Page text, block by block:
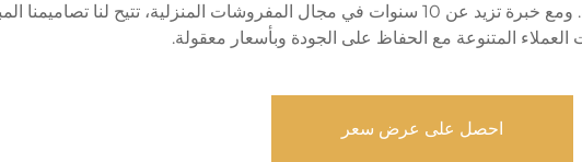
الحماية، ما يجعلها مثالية للعائلات التي لديها أطفال أو حيوانات أليفة. ومع خبرة تزيد عن 10 سنوات في مجال المفروشات
العملاء المتنوعة مع الحفاظ على الجودة وبأسعار معقولة.
احصل على عرض سعر